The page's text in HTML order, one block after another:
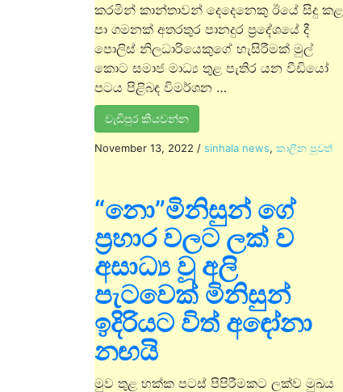
කරමින් කාන්තාවන් දෙදෙනෙකු ඊයේ සිදු කළ
පා ගමනක් අතරතුර පානදුර ප්‍රදේශයේ දී
පොලිස් නිලධාරියෙකුගේ හැසිරීමක් මුල්
කොට සමාජ මාධ්‍ය තුළ පැතිර යන වීඩියෝ
පටය පිළිබඳ විමර්ශන …
වැඩිපුර කියවන්න
November 13, 2022 / sinhala news, කාලීන පුවත්
“නො”මිනිසුන් ගේ
ප්‍රහාර වලට ලක් ව
අසාධ්‍ය වූ අලි
පැටවෙක් මිනිසුන්
ඉදිරියට විත් අඳෝනා
නඟයි
මුව තුළ හක්ක පටස් පිපිරීමකට ලක්ව මුඛය